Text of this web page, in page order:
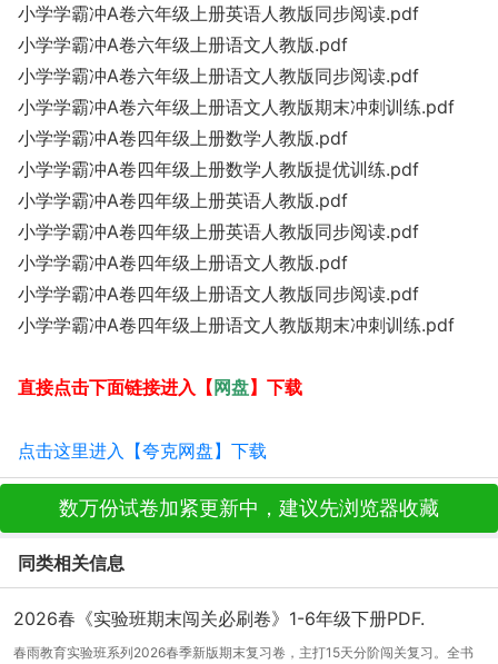
小学学霸冲A卷六年级上册英语人教版同步阅读.pdf
小学学霸冲A卷六年级上册语文人教版.pdf
小学学霸冲A卷六年级上册语文人教版同步阅读.pdf
小学学霸冲A卷六年级上册语文人教版期末冲刺训练.pdf
小学学霸冲A卷四年级上册数学人教版.pdf
小学学霸冲A卷四年级上册数学人教版提优训练.pdf
小学学霸冲A卷四年级上册英语人教版.pdf
小学学霸冲A卷四年级上册英语人教版同步阅读.pdf
小学学霸冲A卷四年级上册语文人教版.pdf
小学学霸冲A卷四年级上册语文人教版同步阅读.pdf
小学学霸冲A卷四年级上册语文人教版期末冲刺训练.pdf
直接点击下面链接进入【网盘】下载
点击这里进入【夸克网盘】下载
数万份试卷加紧更新中，建议先浏览器收藏
同类相关信息
2026春《实验班期末闯关必刷卷》1-6年级下册PDF.
春雨教育实验班系列2026春季新版期末复习卷，主打15天分阶闯关复习。全书